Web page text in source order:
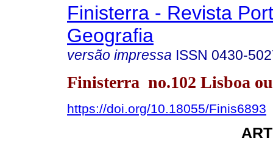
Finisterra - Revista
Geografia
versão impressa ISSN 0430-
Finisterra no.102 Lisboa
https://doi.org/10.18055/Finis6893